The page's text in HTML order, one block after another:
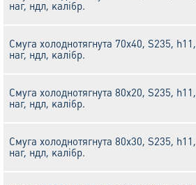
наг, ндл, калібр.
Смуга холоднотягнута 70х40, S235, h11,
наг, ндл, калібр.
Смуга холоднотягнута 80х20, S235, h11,
наг, ндл, калібр.
Смуга холоднотягнута 80х30, S235, h11,
наг, ндл, калібр.